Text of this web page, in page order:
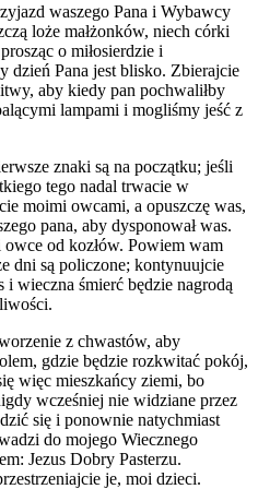
waszego Pana i Wybawcy
loże małżonków, niech córki
o miłosierdzie i
dzień Pana jest blisko. Zbierajcie
aby kiedy pan pochwaliłby
lampami i mogliśmy jeść z
znaki są na początku; jeśli
tego nadal trwacie w
moimi owcami, a opuszczę was,
pana, aby dysponował was.
od kozłów. Powiem wam
dni są policzone; kontynuujcie
i wieczna śmierć będzie nagrodą
z chwastów, aby
gdzie będzie rozkwitać pokój,
więc mieszkańcy ziemi, bo
wcześniej nie widziane przez
się i ponownie natychmiast
do mojego Wiecznego
Jezus Dobry Pasterzu.
je, moi dzieci.